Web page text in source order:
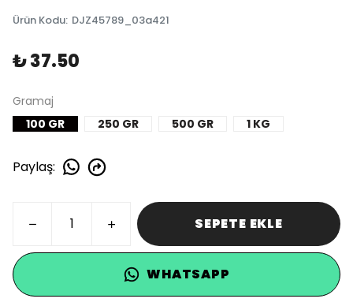
Ürün Kodu: DJZ45789_03a421
₺ 37.50
Gramaj
100 GR
250 GR 500 GR 1 KG
Paylaş:
SEPETE EKLE
WHATSAPP